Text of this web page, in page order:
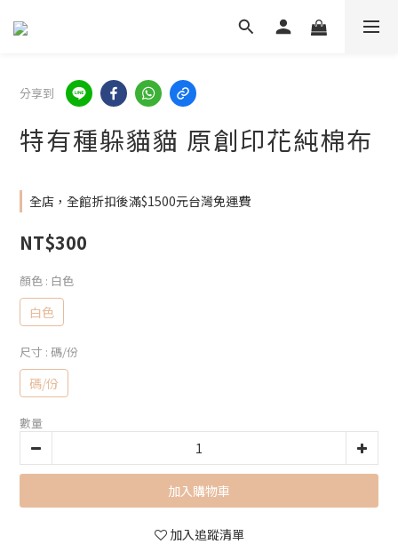
分享到
特有種躲貓貓 原創印花純棉布
全店，全館折扣後滿$1500元台灣免運費
NT$300
顏色 : 白色
白色
尺寸 : 碼/份
碼/份
數量
加入購物車
加入追蹤清單